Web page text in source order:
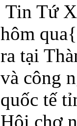
Tin Tứ
hôm
ra tại
và công
quốc tế
Hội chợ